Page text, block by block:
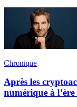
Chronique
Après les
numérique à